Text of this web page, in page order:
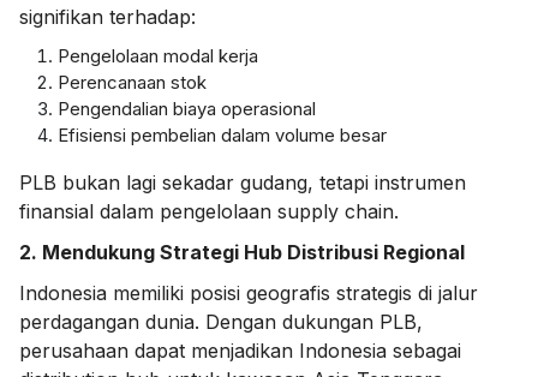
signifikan terhadap:
Pengelolaan modal kerja
Perencanaan stok
Pengendalian biaya operasional
Efisiensi pembelian dalam volume besar
PLB bukan lagi sekadar gudang, tetapi instrumen
finansial dalam pengelolaan supply chain.
2. Mendukung Strategi Hub Distribusi Regional
Indonesia memiliki posisi geografis strategis di jalur
perdagangan dunia. Dengan dukungan PLB,
perusahaan dapat menjadikan Indonesia sebagai